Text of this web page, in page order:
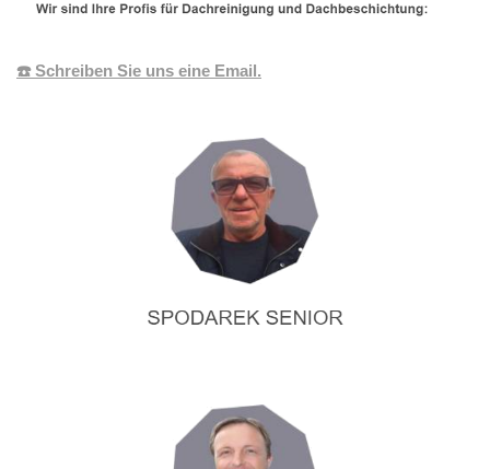
☎️ Schreiben Sie uns eine Email.